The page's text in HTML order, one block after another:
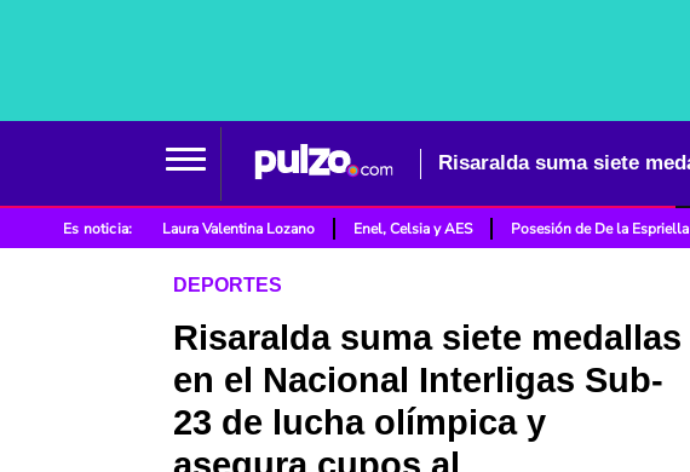
Es noticia: Laura Valentina Lozano Enel, Celsia y AES Posesión de De la Espriella
DEPORTES
Risaralda suma siete medallas
en el Nacional Interligas Sub-
23 de lucha olímpica y